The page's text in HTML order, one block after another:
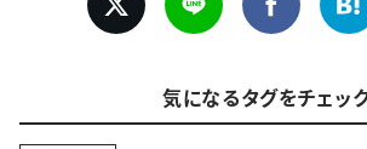
気になるタグをチェック